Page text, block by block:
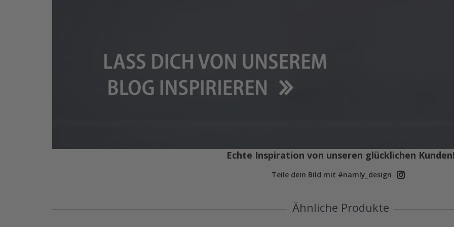
Echte Inspiration von unseren glücklichen
Teile dein Bild mit #namly_design
Ähnliche Produkte